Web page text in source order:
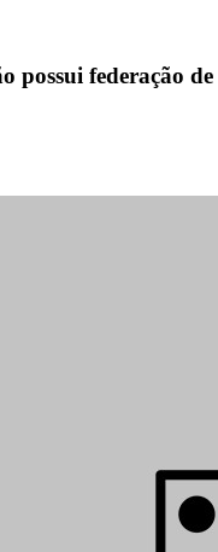
possui federação